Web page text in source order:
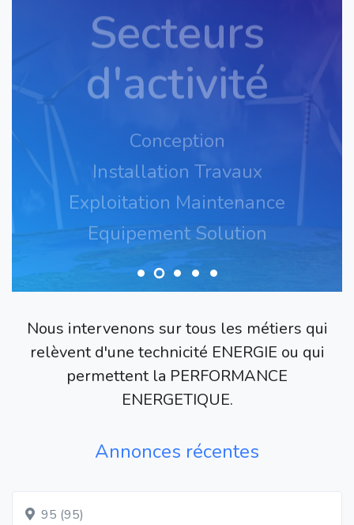
Secteurs
d'activité
Installation Travaux
Exploitation Maintenance
Equipement Solution
Nous intervenons sur tous les métiers qui
relèvent d'une technicité ENERGIE ou qui
permettent la PERFORMANCE
ENERGETIQUE.
Annonces récentes
95 (95)